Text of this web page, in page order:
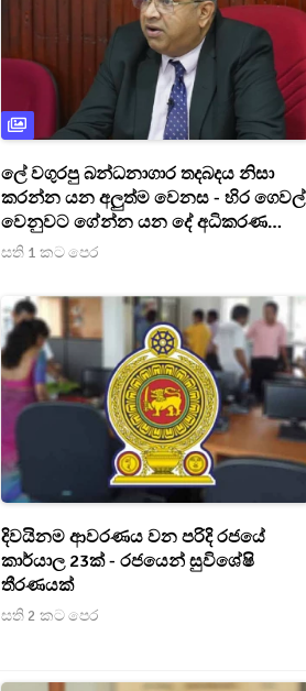
ලේ වගුරපු බන්ධනාගාර තදබදය නිසා
කරන්න යන අලුත්ම වෙනස - හිර ගෙවල්
වෙනුවට ගේන්න යන දේ අධිකරණ
ඇමති කියයි
සති 1 කට පෙර
දිවයිනම ආවරණය වන පරිදි රජයේ
කාර්යාල 23ක් - රජයෙන් සුවිශේෂි
තීරණයක්
සති 2 කට පෙර